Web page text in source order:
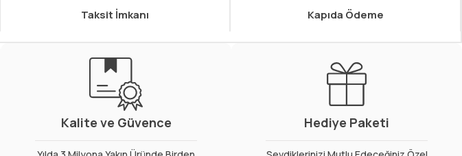
Taksit İmkanı Kapıda Ödeme
Kalite ve Güvence Hediye Paketi